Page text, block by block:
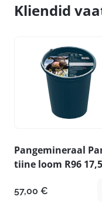
Kliendid
Pangemineraal
tiine loom R96
57,00 €